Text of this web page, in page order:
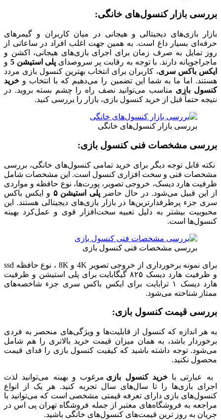
بررسی بازار کنسول‌های خانگی:
بازار بازی‌های دیجیتالی و هیجانی در میان کاربران و گیمرهای
حرفه‌ای بسیار داغ است. به همین جهت اغلب افراد در ساعاتی از
روز تمایل به صرف زمان برای اجرای بازی‌های هیجانی، اکشن و
ماجراجویانه دارند. با توجه به رقابت پر سروصدای پلی استیشن 5
و
ایکس باکس سری، کاربران برای انتخاب بهترین کنسول بازی مردد
هستند. اما ما به شما این تضمین را می‌دهیم که با انتخاب و خرید
کنسول بازی مناسب می‌توانید نصف راه را چشم بسته بروید. در
نتیجه حتماً قبل از خرید کنسول بازی، بازار را بررسی کنید.
بررسی بازار کنسول‌های خانگی
بررسی مشخصات فنی کنسول بازی:
نکته قابل توجه دیگر برای خرید تمامی کنسول‌های خانگی، بررسی
مشخصات فنی و سخت افزاری کنسول است. این مشخصات شامل
ظرفیت هارد دیسک، خروجی تصویر، پورت‌ها، نوع حافظه و مواردی
از این قبیل می‌شود. در حال حاضر پلی استیشن ۵
و ایکس باکس
سری جزء پرطرفدارترین‌ها در بازار بازی‌های دیجیتالی هستند. این
محبوبیت بیشتر به دلیل تعبیه سخت‌افزار قوی و عمل‌کرد بهینه
کنسول‌ها است.
بررسی مشخصات فنی کنسول بازی
برای نمونه برخورداری از خروجی تصویر 4K و 8K ، نوع حافظه ssd
و ظرفیت هارد دیسک ۸۲۵ گیگابایت برای پلی استیشن و ظرفیت
هارد دیسک ۱ ترابایت برای ایکس باکس سری جزء شاخصه‌های
ممتاز شناخته می‌شود.
بررسی قیمت کنسول بازی:
به هر اندازه که کنسول از قابلیت‌ها و ویژگی‌های منحصر به فردی
برخوردار باشد، به همان میزان قیمت خرید بالاتری را هم شامل
می‌شود. توجه داشته باشید که کیفیت کنسول بازی را فدای قیمت
محصول نکنید.
به عبارتی باخرید کنسول بازی مرغوب و بهینه می‌توانید لذت
اجرای بازی‌ها را تا سال‌های سال تجربه کنید. هر یک از انواع
کنسول‌های بازی دارای تعرفه قیمتی مشخصی است که می‌توانید با
مراجعه به فروشگاه‌های معتبر از جمله فروشگاه تهران پی اس در
جریان به روز ترین قیمت‌های کنسول‌های خانگی باشید.